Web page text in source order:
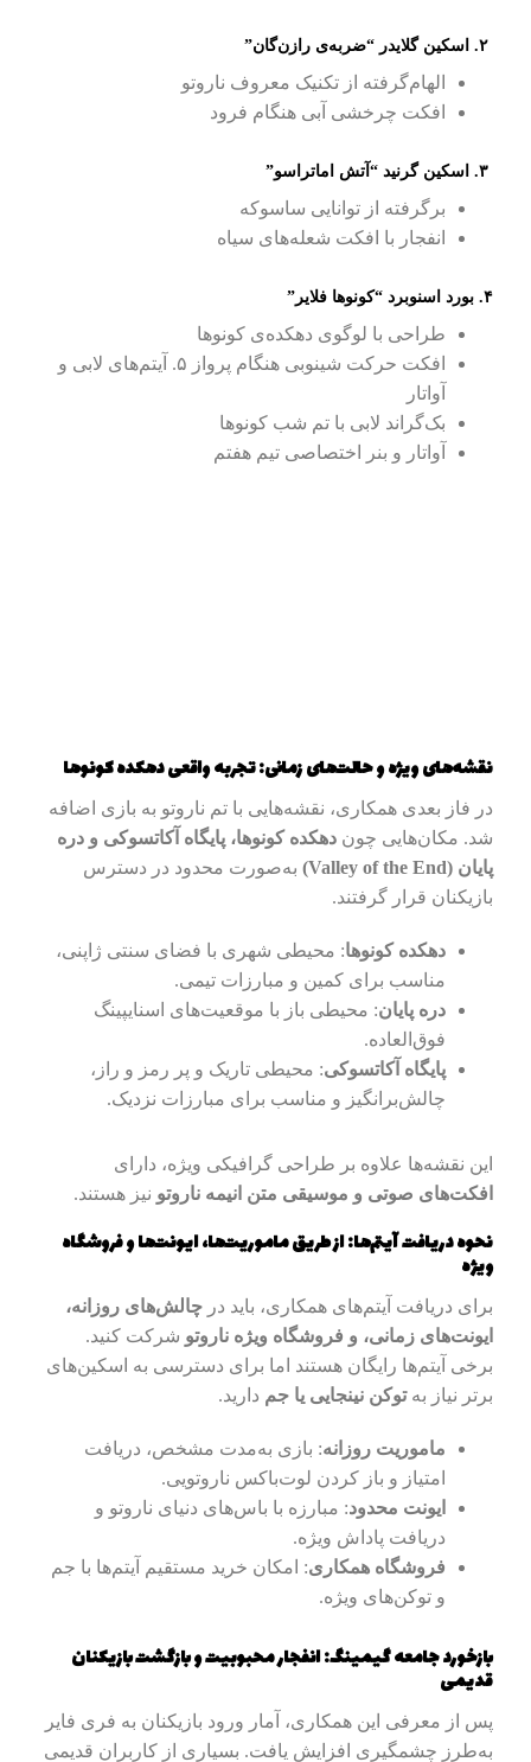
۲. اسکین گلایدر “ضربه‌ی رازن‌گان”
الهام‌گرفته از تکنیک معروف ناروتو
افکت چرخشی آبی هنگام فرود
۳. اسکین گرنید “آتش اماتراسو”
برگرفته از توانایی ساسوکه
انفجار با افکت شعله‌های سیاه
۴. بورد اسنوبرد “کونوها فلایر”
طراحی با لوگوی دهکده‌ی کونوها
افکت حرکت شینوبی هنگام پرواز ۵. آیتم‌های لابی و
آواتار
بک‌گراند لابی با تم شب کونوها
آواتار و بنر اختصاصی تیم هفتم
نقشه‌های ویژه و حالت‌های زمانی: تجربه واقعی دهکده کونوها
در فاز بعدی همکاری، نقشه‌هایی با تم ناروتو به بازی اضافه
شد. مکان‌هایی چوندهکده کونوها، پایگاه آکاتسوکی و دره
پایان (Valley of the End)
به‌صورت محدود در دسترس
بازیکنان قرار گرفتند.
دهکده کونوها: محیطی شهری با فضای سنتی ژاپنی،
مناسب برای کمین و مبارزات تیمی.
دره پایان: محیطی باز با موقعیت‌های اسنایپینگ
فوق‌العاده.
پایگاه آکاتسوکی: محیطی تاریک و پر رمز و راز،
چالش‌برانگیز و مناسب برای مبارزات نزدیک.
این نقشه‌ها علاوه بر طراحی گرافیکی ویژه، دارای
افکت‌های صوتی و موسیقی متن انیمه ناروتو نیز هستند.
نحوه دریافت آیتم‌ها: از طریق ماموریت‌ها، ایونت‌ها و فروشگاه
ویژه
برای دریافت آیتم‌های همکاری، باید درچالش‌های روزانه،
ایونت‌های زمانی، و فروشگاه ویژه ناروتو شرکت کنید.
برخی آیتم‌ها رایگان هستند اما برای دسترسی به اسکین‌های
برتر نیاز بهتوکن نینجایی یا جم دارید.
ماموریت روزانه: بازی به‌مدت مشخص، دریافت
امتیاز و باز کردن لوت‌باکس ناروتویی.
ایونت محدود: مبارزه با باس‌های دنیای ناروتو و
دریافت پاداش ویژه.
فروشگاه همکاری: امکان خرید مستقیم آیتم‌ها با جم
و توکن‌های ویژه.
بازخورد جامعه گیمینگ: انفجار محبوبیت و بازگشت بازیکنان
قدیمی
پس از معرفی این همکاری، آمار ورود بازیکنان به فری فایر
به‌طرز چشمگیری افزایش یافت. بسیاری از کاربران قدیمی